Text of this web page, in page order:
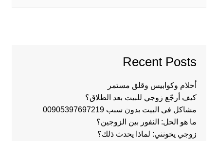
Recent Posts
أحلام وكوابيس وقلق مستمر
كيف أرجّع زوجي للبيت بعد الطلاق؟
مشاكل في البيت بدون سبب 00905397697219
ما هو الحل: النفور بين الزوجين؟
زوجي يخونني: لماذا يحدث ذلك؟